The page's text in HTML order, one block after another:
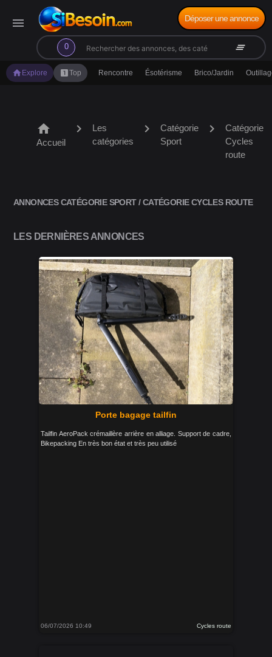
menu
0
search clear_all
Déposer une annonce
home Explore looks_oneTop Rencontre Ésotérisme Brico/Jardin
home
Accueil
chevron_right
Les
catégories
chevron_right
Catégorie
Sport
chevron_right
Catégorie
Cycles
route
ANNONCES CATÉGORIE SPORT / CATÉGORIE CYCLES ROUTE
LES DERNIÈRES ANNONCES
Porte bagage tailfin
Tailfin AeroPack crémaillère arrière en alliage. Support de cadre,
Bikepacking En très bon état et très peu utilisé
06/07/2026 10:49 Cycles route